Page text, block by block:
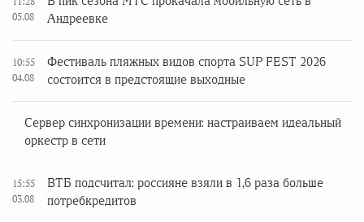
05.08
Андреевке
10:55
04.08
Фестиваль пляжных видов спорта SUP FEST 2026
состоится в предстоящие выходные
Сервер синхронизации времени: настраиваем идеальный
оркестр в сети
15:55
03.08
ВТБ подсчитал: россияне взяли в 1,6 раза больше
потребкредитов